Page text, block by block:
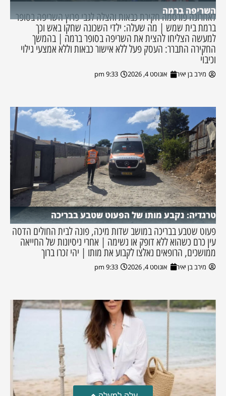
השריפה ברמה
לאחרונה פורסמה חקירת כבאות והצלה לגבי פרוץ השריפה בסופר
ברמת בית שמש | מה שעלה: ילדי השכונה שחקו באש וכך
למעשה הצליחו להצית את השריפה בסופר ברמה | בהמשך
החקירה התברר: העסק פעל ללא אישור כבאות וללא אמצעי גילוי
וכיבוי
מירב בן יאיר אוגוסט 4, 2026 9:33 pm
טרגדיה: נקבע מותו של הפעוט שטבע בבריכה
פעוט שטבע בבריכה במושב שדות מיכה, פונה לבית החולים הדסה
עין כרם כשהוא ללא דופק או נשימה | אחרי ניסיונות של החייאה
ממושכים, הרופאים נאלצו לקבוע את מותו | יהי זכרו ברוך
מירב בן יאיר אוגוסט 4, 2026 9:33 pm